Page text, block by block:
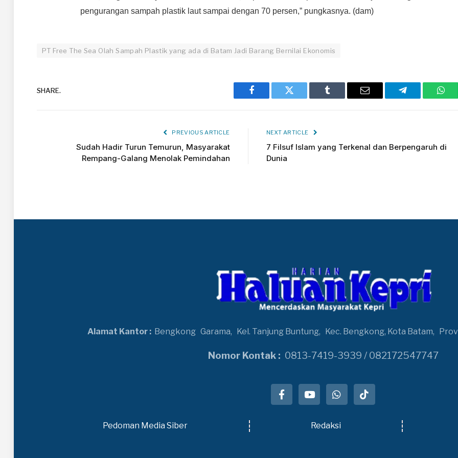
pengurangan sampah plastik laut sampai dengan 70 persen,” pungkasnya. (dam)
PT Free The Sea Olah Sampah Plastik yang ada di Batam Jadi Barang Bernilai Ekonomis
SHARE.
Facebook Twitter Tumblr Email Telegram
PREVIOUS ARTICLE
Sudah Hadir Turun Temurun, Masyarakat
Rempang-Galang Menolak Pemindahan
NEXT ARTICLE
7 Filsuf Islam yang Terkenal dan Berpengaruh di
Dunia
Alamat Kantor : Bengkong Garama, Kel. Tanjung Buntung, Kec. Bengkong, Kota Batam,
Nomor Kontak : 0813-7419-3939 / 082172547747
Pedoman Media Siber Redaksi